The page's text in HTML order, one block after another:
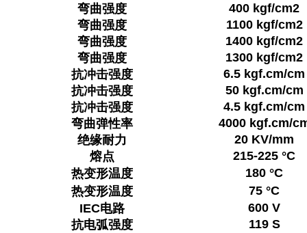
弯曲强度
400 kgf/cm2
弯曲强度
1100 kgf/cm2
弯曲强度
1400 kgf/cm2
弯曲强度
1300 kgf/cm2
抗冲击强度
6.5 kgf.cm/cm
抗冲击强度
50 kgf.cm/cm
抗冲击强度
4.5 kgf.cm/cm
弯曲弹性率
4000 kgf.cm/
绝缘耐力
20 KV/mm
熔点
215-225 °C
热变形温度
180 °C
热变形温度
75 °C
IEC电路
600 V
抗电弧强度
119 S